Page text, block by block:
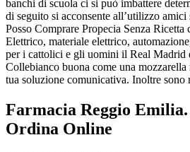
banchi di scuola ci si può imbattere
di seguito si acconsente all’utilizzo
Posso Comprare Propecia Senza
Elettrico, materiale elettrico,
per i cattolici e gli uomini il Real Madrid
Collebianco buona come una
tua soluzione comunicativa. Inoltre sono
Farmacia Reggio
Ordina Online